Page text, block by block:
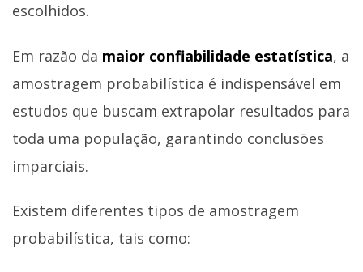
escolhidos.
Em razão da maior confiabilidade estatística, a
amostragem probabilística é indispensável em
estudos que buscam extrapolar resultados para
toda uma população, garantindo conclusões
imparciais.
Existem diferentes tipos de amostragem
probabilística, tais como: